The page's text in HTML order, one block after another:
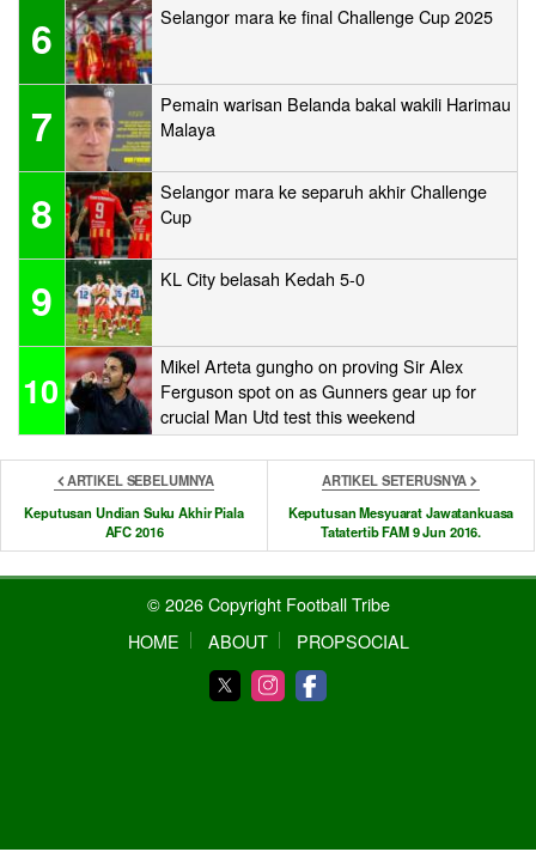
6 Selangor mara ke final Challenge Cup 2025
7
Pemain warisan Belanda bakal wakili Harimau
Malaya
8
Selangor mara ke separuh akhir Challenge
Cup
9 KL City belasah Kedah 5-0
10
Mikel Arteta gungho on proving Sir Alex
Ferguson spot on as Gunners gear up for
crucial Man Utd test this weekend
ARTIKEL SEBELUMNYA
Keputusan Undian Suku Akhir Piala
AFC 2016
ARTIKEL SETERUSNYA
Keputusan Mesyuarat Jawatankuasa
Tatatertib FAM 9 Jun 2016.
© 2026 Copyright Football Tribe
HOME
ABOUT PROPSOCIAL